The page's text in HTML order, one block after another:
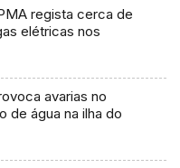
regista cerca de
elétricas nos
avarias no
de água na ilha do